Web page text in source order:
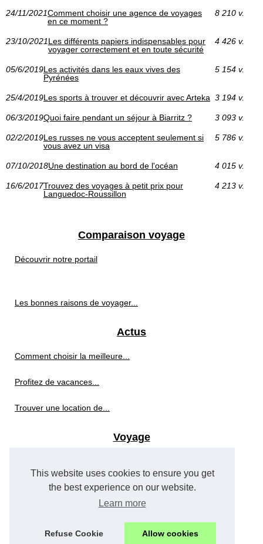
This website uses cookies to ensure you get
the best experience on our website.
Learn more
Refuse Cookie Allow cookies
24/11/2021Comment choisir une agence de voyages
en ce moment ?
8 210 v.
23/10/2021Les différents papiers indispensables pour
voyager correctement et en toute sécurité
4 426 v.
05/6/2019Les activités dans les eaux vives des
Pyrénées
5 154 v.
25/4/2019Les sports à trouver et découvrir avec Arteka 3 194 v.
06/3/2019Quoi faire pendant un séjour à Biarritz ? 3 093 v.
02/2/2019Les russes ne vous acceptent seulement si
vous avez un visa
5 786 v.
07/10/2018Une destination au bord de l'océan 4 015 v.
16/6/2017Trouvez des voyages à petit prix pour
Languedoc-Roussillon
4 213 v.
Comparaison voyage
Découvrir notre portail
Les bonnes raisons de voyager...
Actus
Comment choisir la meilleure...
Profitez de vacances...
Trouver une location de...
Voyage
Découvrez le gr34 : un...